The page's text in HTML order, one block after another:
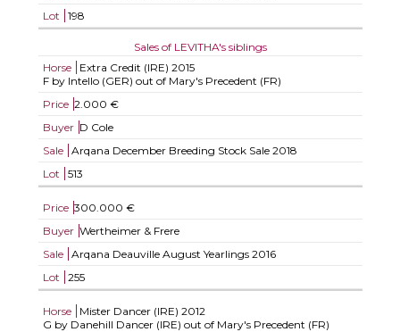
Lot
198
Sales of LEVITHA's siblings
Horse
Extra Credit (IRE) 2015
F by Intello (GER) out of Mary's Precedent (FR)
Price 2.000 €
Buyer D Cole
Sale
Arqana December Breeding Stock Sale 2018
Lot
513
Price 300.000 €
Buyer Wertheimer & Frere
Sale
Arqana Deauville August Yearlings 2016
Lot
255
Horse Mister Dancer (IRE) 2012
G by Danehill Dancer (IRE) out of Mary's Precedent (FR)